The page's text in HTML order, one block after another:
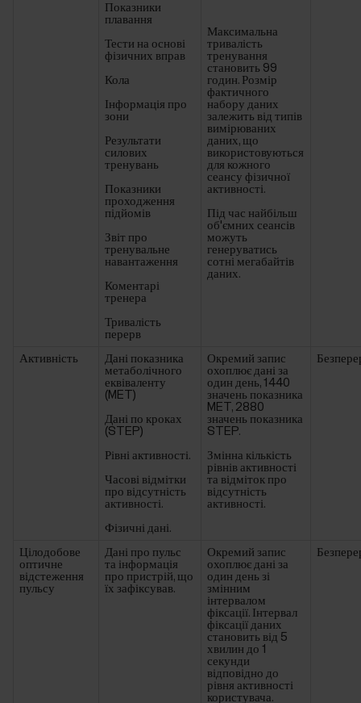
Показники
плавання
Тести на основі
фізичних вправ
Кола
Інформація про
зони
Результати
силових
тренувань
Показники
проходження
підйомів
Звіт про
тренувальне
навантаження
Коментарі
тренера
Тривалість
перерв
Максимальна
тривалість
тренування
становить 99
годин. Розмір
фактичного
набору даних
залежить від типів
вимірюваних
даних, що
використовуються
для кожного
сеансу фізичної
активності.
Під час найбільш
об'ємних сеансів
можуть
генеруватись
сотні мегабайтів
даних.
Активність
Дані показника
метаболічного
еквіваленту
(MET)
Дані по кроках
(STEP)
Рівні активності.
Часові відмітки
про відсутність
активності.
Фізичні дані.
Окремий запис
охоплює дані за
один день, 1440
значень показника
MET, 2880
значень показника
STEP.
Змінна кількість
рівнів активності
та відміток про
відсутність
активності.
Цілодобове
оптичне
відстеження
пульсу
Дані про пульс
та інформація
про пристрій, що
їх зафіксував.
Окремий запис
охоплює дані за
один день зі
змінним
інтервалом
фіксації. Інтервал
фіксації даних
становить від 5
хвилин до 1
секунди
відповідно до
рівня активності
користувача.